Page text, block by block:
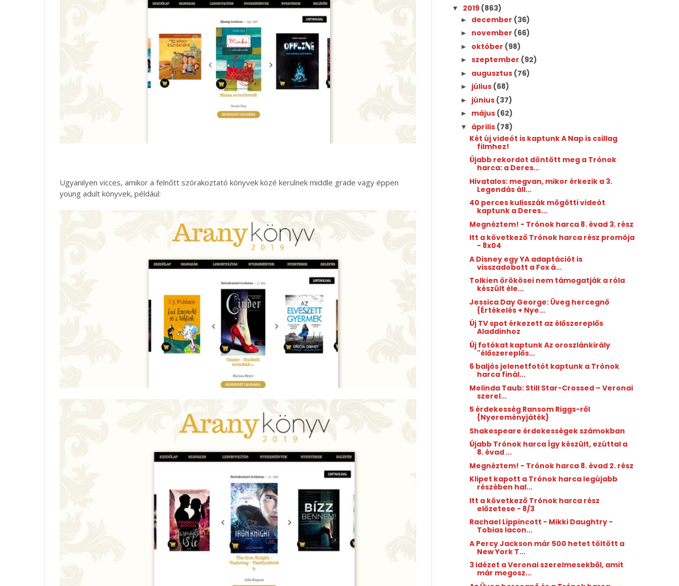
Ugyanilyen vicces, amikor a felnőtt szórakoztató könyvek közé kerülnek middle grade vagy éppen
young adult könyvek, például:
▼ 2019 (863)
► december (36)
► november (66)
► október (98)
►szeptember (92)
► augusztus (76)
► július (68)
► június (37)
► május (62)
▼ április (78)
Két új videót is kaptunk A Nap is csillag
filmhez!
Újabb rekordot döntött meg a Trónok
harca: a Deres...
Hivatalos: megvan, mikor érkezik a 3.
Legendás áll...
40 perces kulisszák mögötti videót
kaptunk a Deres...
Megnéztem! - Trónok harca 8. évad 3. rész
Itt a következő Trónok harca rész promója
- 8x04
A Disney egy YA adaptációt is
visszadobott a Fox á...
Tolkien örökösei nem támogatják a róla
készült éle...
Jessica Day George: Üveg hercegnő
{Értékelés + Nye...
Új TV spot érkezett az élőszereplős
Aladdinhoz
Új fotókat kaptunk Az oroszlánkirály
"élőszereplős...
6 baljós jelenetfotót kaptunk a Trónok
harca finál...
Melinda Taub: Still ​Star-Crossed – Veronai
szerel...
5 érdekesség Ransom Riggs-ről
{Nyereményjáték}
Shakespeare érdekességek számokban
Újabb Trónok harca Így készült, ezúttal a
8. évad ...
Megnéztem! - Trónok harca 8. évad 2. rész
Klipet kapott a Trónok harca legújabb
részében hal...
Itt a következő Trónok harca rész
előzetese - 8/3
Rachael Lippincott - Mikki Daughtry -
Tobias Iacon...
A Percy Jackson már 500 hetet töltött a
New York T...
3 idézet a Veronai szerelmesekből, amit
már megosz...